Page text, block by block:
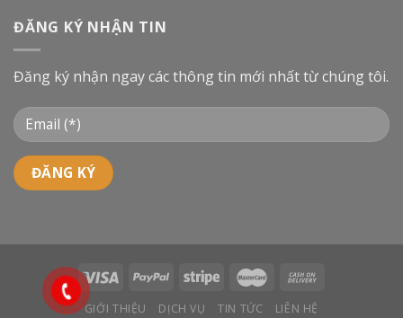
nghiệp
trò
của
với
ĐĂNG KÝ NHẬN TIN
Đăng ký nhận ngay các thông tin mới nhất từ chúng tôi.
GIỚI THIỆU DỊCH VỤ TIN TỨC LIÊN HỆ